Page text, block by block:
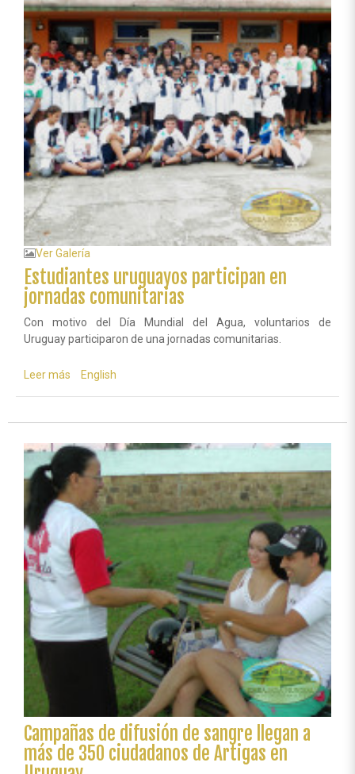
Ver Galería
Estudiantes uruguayos participan en
jornadas comunitarias
Con motivo del Día Mundial del Agua, voluntarios de
Uruguay participaron de una jornadas comunitarias.
Leer más sobre
jornadas
comunitarias
English
Campañas de difusión de sangre llegan a
más de 350 ciudadanos de Artigas en